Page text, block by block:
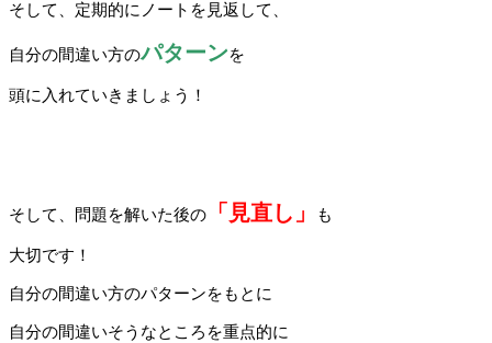
そして、定期的にノートを見返して、
自分の間違い方のパターンを
頭に入れていきましょう！
そして、問題を解いた後の 「見直し」 も
大切です！
自分の間違い方のパターンをもとに
自分の間違いそうなところを重点的に